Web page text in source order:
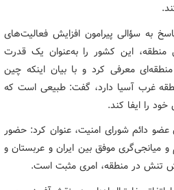
به سؤالی پیرامون افزایش فعالیت‌های
منطقه، این کشور را به‌عنوان یک قدرت
منطقه‌ای معرفی کرد و با بیان اینکه چین
غرب آسیا دارد، گفت: طبیعی است که
را ایفا کند.
دائم شورای امنیت، عنوان کرد: حضور
میانجی‌گری موفق بین ایران و عربستان و
تنش در منطقه، امری مثبت است.